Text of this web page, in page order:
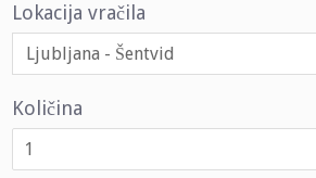
Lokacija vračila
Količina